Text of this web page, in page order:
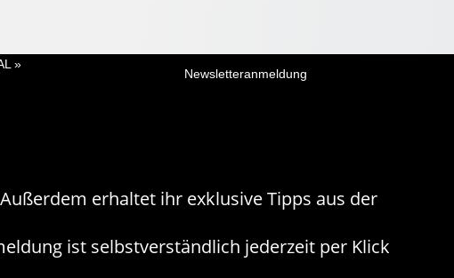
»
Newsletteranmeldung
erhaltet ihr exklusive Tipps aus der
ist selbstverständlich jederzeit per Klick